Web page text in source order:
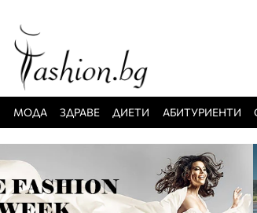
МОДА ЗДРАВЕ ДИЕТИ АБИТУРИЕНТИ